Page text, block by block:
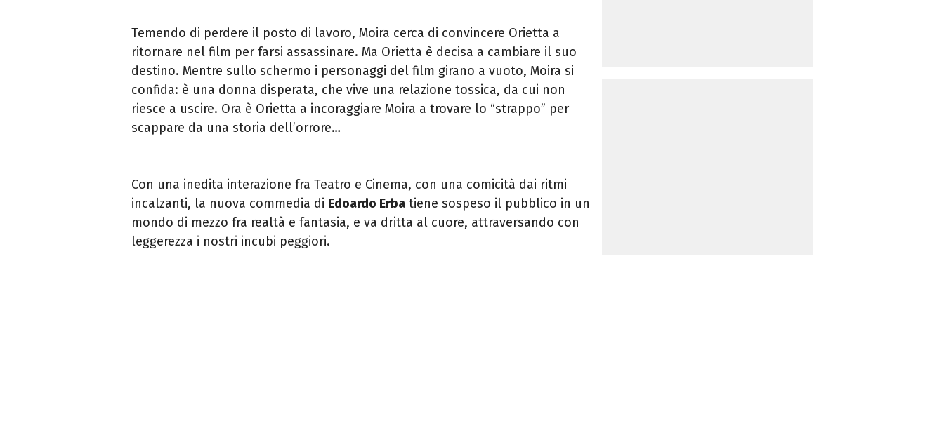
Temendo di perdere il posto di lavoro, Moira cerca di convincere Orietta a
ritornare nel film per farsi assassinare. Ma Orietta è decisa a cambiare il suo
destino. Mentre sullo schermo i personaggi del film girano a vuoto, Moira si
confida: è una donna disperata, che vive una relazione tossica, da cui non
riesce a uscire. Ora è Orietta a incoraggiare Moira a trovare lo “strappo” per
scappare da una storia dell’orrore…
Con una inedita interazione fra Teatro e Cinema, con una comicità dai ritmi
incalzanti, la nuova commedia di Edoardo Erba tiene sospeso il pubblico in un
mondo di mezzo fra realtà e fantasia, e va dritta al cuore, attraversando con
leggerezza i nostri incubi peggiori.